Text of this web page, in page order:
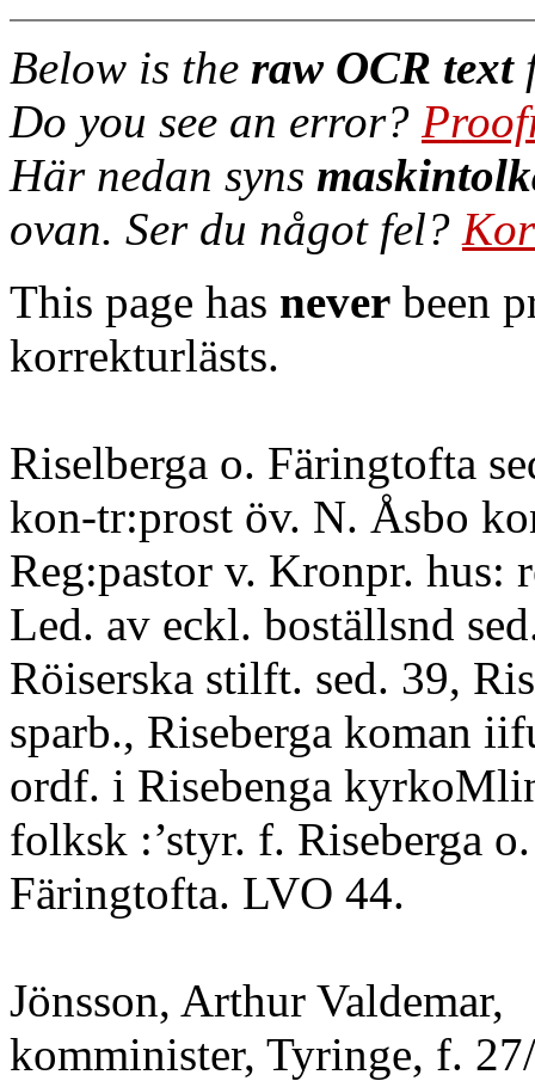
Below is the raw OCR text
Do you see an error?
Här nedan syns
ovan. Ser du något fel?
This page has never been
korrekturlästs.
Riselberga o. Färingtofta
kon-tr:prost öv. N. Åsbo
Reg:pastor v. Kronpr. hus:
Led. av eckl. boställsnd
Röiserska stilft. sed. 39,
sparb., Riseberga koman
ordf. i Risebenga
folksk :’styr. f. Riseberga o.
Färingtofta. LVO 44.
Jönsson, Arthur Valdemar,
komminister, Tyringe, f.